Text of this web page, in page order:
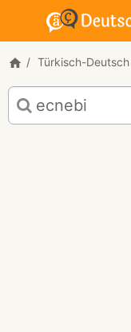
Türkisch-
Türkisch-
Deutsch